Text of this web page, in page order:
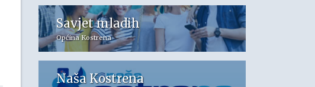
Savjet mladih
Općina Kostrena
Naša Kostrena